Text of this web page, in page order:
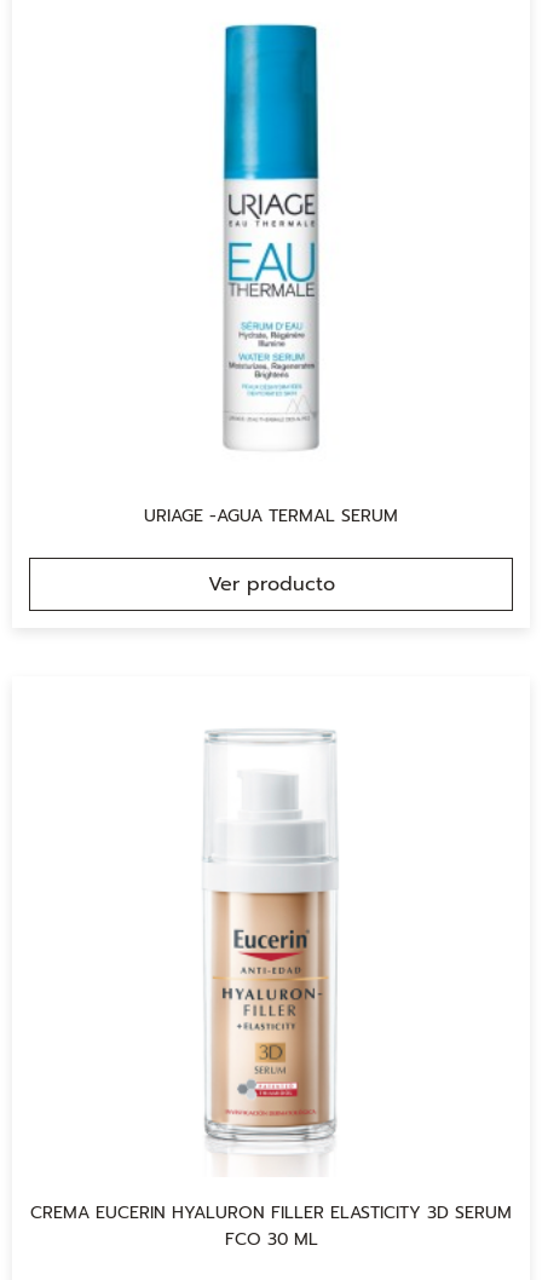
URIAGE -AGUA TERMAL SERUM
Ver producto
CREMA EUCERIN HYALURON FILLER ELASTICITY 3D SERUM
FCO 30 ML